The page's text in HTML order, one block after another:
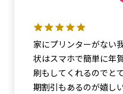
家にプリンターがない
状はスマホで簡単に年
刷もしてくれるのでと
期割引もあるのが嬉し